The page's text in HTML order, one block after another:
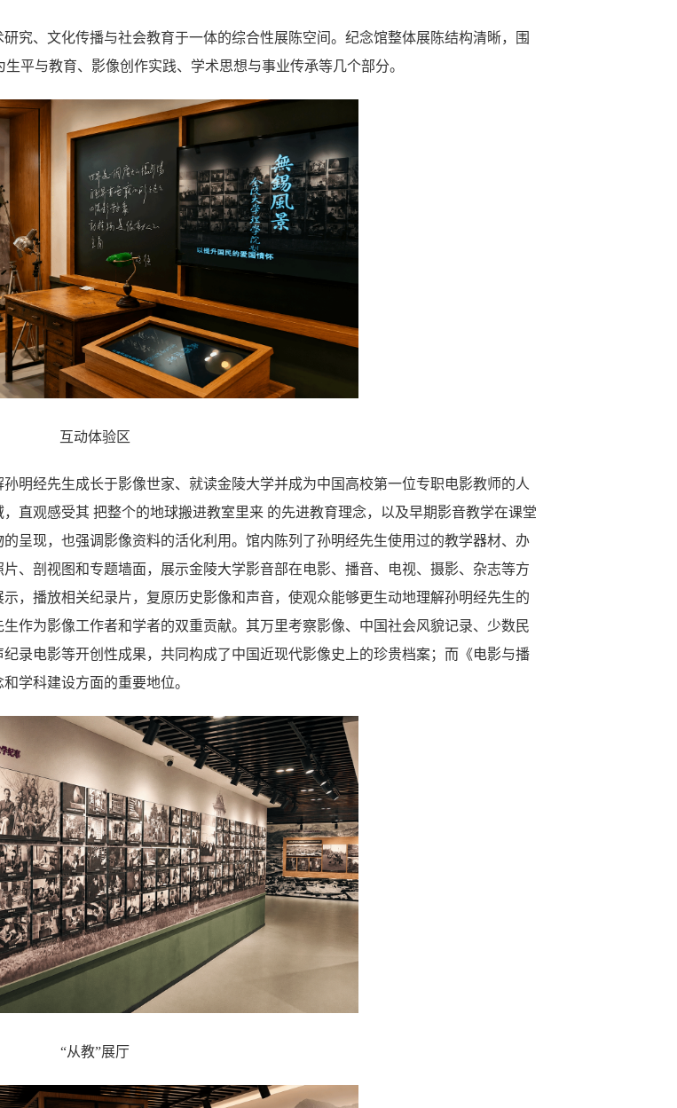
究、文化传播与社会教育于一体的综合性展陈空间。纪念馆整体展陈结构清晰，围
平与教育、影像创作实践、学术思想与事业传承等几个部分。
互动体验区
明经先生成长于影像世家、就读金陵大学并成为中国高校第一位专职电影教师的人
，直观感受其 把整个的地球搬进教室里来 的先进教育理念，以及早期影音教学在课堂
呈现，也强调影像资料的活化利用。馆内陈列了孙明经先生使用过的教学器材、办
、剖视图和专题墙面，展示金陵大学影音部在电影、播音、电视、摄影、杂志等方
，播放相关纪录片，复原历史影像和声音，使观众能够更生动地理解孙明经先生的
作为影像工作者和学者的双重贡献。其万里考察影像、中国社会风貌记录、少数民
录电影等开创性成果，共同构成了中国近现代影像史上的珍贵档案；而《电影与播
学科建设方面的重要地位。
“从教”展厅